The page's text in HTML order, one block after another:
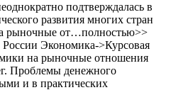
подтверждалась в
развития многих стран
рыночные от…полностью>>
Экономика->Курсовая
на рыночные отношения
Проблемы денежного
и в практических